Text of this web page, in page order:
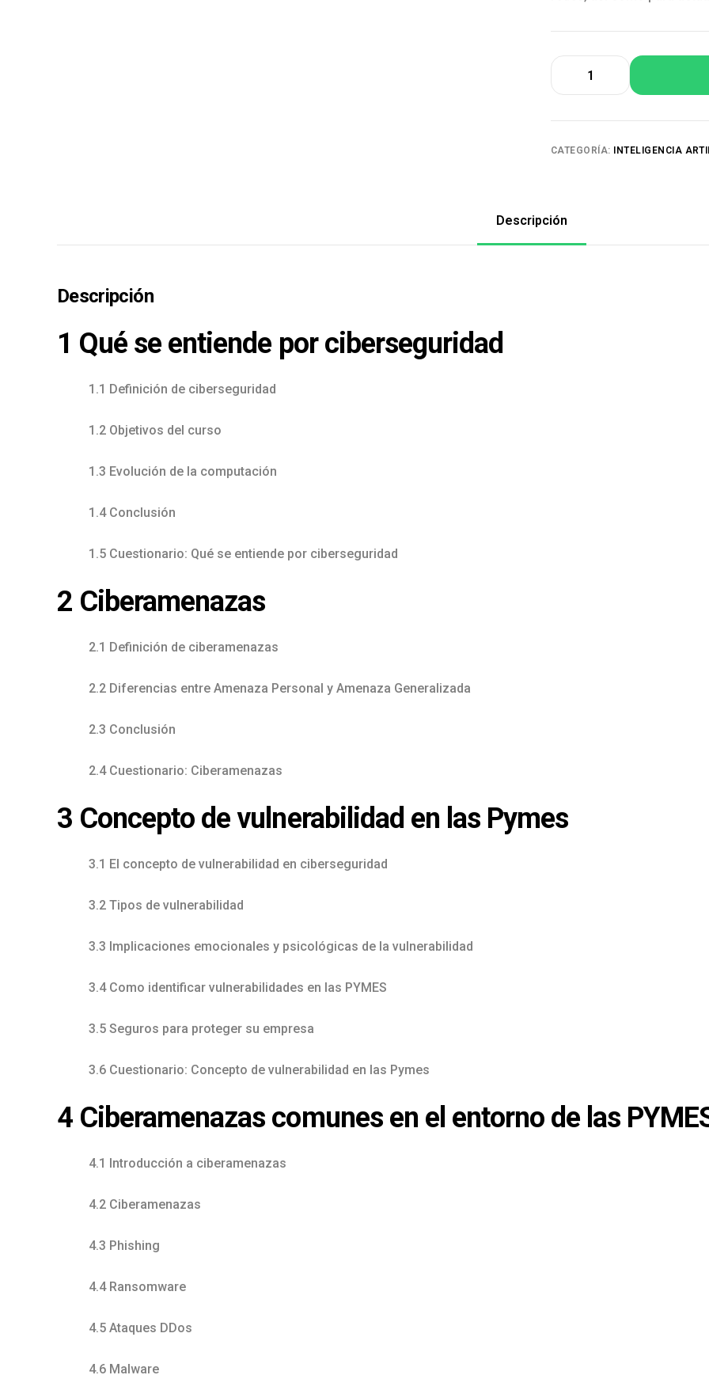
CATEGORÍA: INTELIGENCIA
Descripción
Descripción
1 Qué se entiende por ciberseguridad
1.1 Definición de ciberseguridad
1.2 Objetivos del curso
1.3 Evolución de la computación
1.4 Conclusión
1.5 Cuestionario: Qué se entiende por ciberseguridad
2 Ciberamenazas
2.1 Definición de ciberamenazas
2.2 Diferencias entre Amenaza Personal y Amenaza Generalizada
2.3 Conclusión
2.4 Cuestionario: Ciberamenazas
3 Concepto de vulnerabilidad en las Pymes
3.1 El concepto de vulnerabilidad en ciberseguridad
3.2 Tipos de vulnerabilidad
3.3 Implicaciones emocionales y psicológicas de la vulnerabilidad
3.4 Como identificar vulnerabilidades en las PYMES
3.5 Seguros para proteger su empresa
3.6 Cuestionario: Concepto de vulnerabilidad en las Pymes
4 Ciberamenazas comunes en el entorno de las
4.1 Introducción a ciberamenazas
4.2 Ciberamenazas
4.3 Phishing
4.4 Ransomware
4.5 Ataques DDos
4.6 Malware